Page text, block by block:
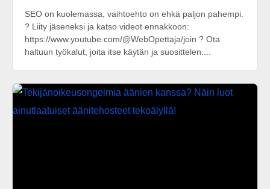
SEO on kuolemassa, vaihtoehto on ehkä paljon pahempi.
? Liity jäseneksi ja katso videot ennakkoon:
https://www.youtube.com/@WebOpettaja/join ? Ota
haltuun työkalut, joita itse käytän ja suosittelen....